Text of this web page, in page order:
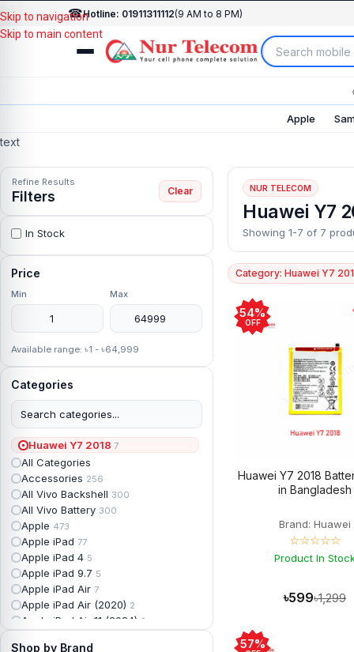
☎Hotline: 01911311112(9 AM to 8 PM)
Apple
Skip to navigation
Skip to main content
text
Refine Results
Filters Clear
In Stock
Price
Min Max
Available range: ৳1 - ৳64,999
Categories
Huawei Y7 2018 7
All Categories
Accessories 256
All Vivo Backshell 300
All Vivo Battery 300
Apple 473
Apple iPad 77
Apple iPad 4 5
Apple iPad 9.7 5
Apple iPad Air 7
Apple iPad Air (2020) 2
Apple iPad Air 11 (2024) 2
Shop by Brand
NUR TELECOM
Huawei Y7
Showing 1-7 of 7
Category: Huawei Y7
54%
OFF
Huawei Y7 2018
in Bangladesh
Brand: Huawei
☆☆☆☆☆
Product In
৳599৳1,299
57%